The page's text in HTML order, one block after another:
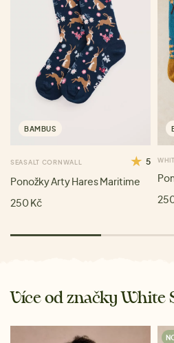
BAMBUS
SEASALT CORNWALL 5
Ponožky Arty Hares Maritime
250 Kč
Více od značky White